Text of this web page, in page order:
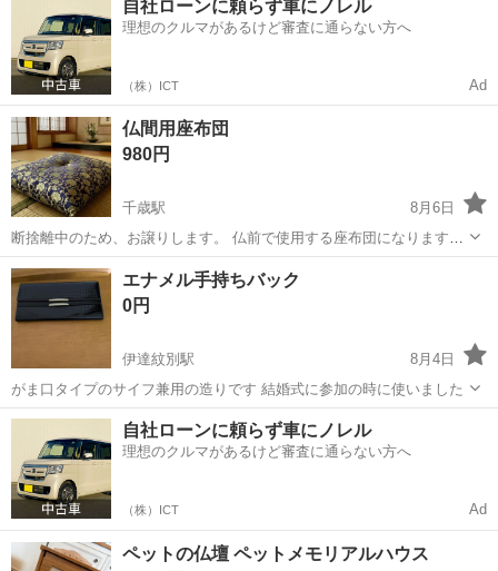
自社ローンに頼らず車にノレル
理想のクルマがあるけど審査に通らない方へ
（株）ICT Ad
仏間用座布団
980円
千歳駅
8月6日
断捨離中のため、お譲りします。 仏前で使用する座布団になります。
ほとんど使用していないので、へたりはありません。 引き渡し日時が
一番早い方にお譲りいたします
北海道 千歳市 千歳駅 冠婚葬祭
エナメル手持ちバック
0円
伊達紋別駅
8月4日
がま口タイプのサイフ兼用の造りです 結婚式に参加の時に使いました
北海道 伊達市 伊達紋別駅 冠婚葬祭
自社ローンに頼らず車にノレル
理想のクルマがあるけど審査に通らない方へ
（株）ICT Ad
ペットの仏壇 ペットメモリアルハウス